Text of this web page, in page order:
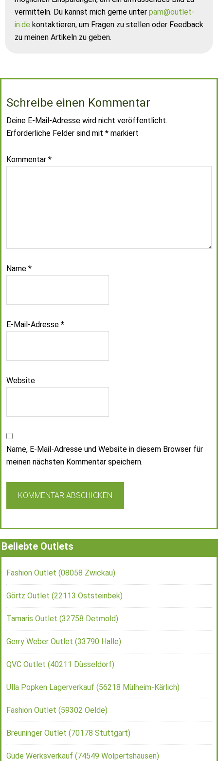
vermitteln. Du kannst mich gerne unter pam@outlet-
in.de kontaktieren, um Fragen zu stellen oder Feedback
zu meinen Artikeln zu geben.
Schreibe einen Kommentar
Deine E-Mail-Adresse wird nicht veröffentlicht.
Erforderliche Felder sind mit * markiert
Kommentar *
Name *
E-Mail-Adresse *
Website
Name, E-Mail-Adresse und Website in diesem Browser für
meinen nächsten Kommentar speichern.
Beliebte Outlets
Fashion Outlet (08058 Zwickau)
Görtz Outlet (22113 Oststeinbek)
Tamaris Outlet (32758 Detmold)
Gerry Weber Outlet (33790 Halle)
QVC Outlet (40211 Düsseldorf)
Ulla Popken Lagerverkauf (56218 Mülheim-Kärlich)
Fashion Outlet (59302 Oelde)
Breuninger Outlet (70178 Stuttgart)
Güde Werksverkauf (74549 Wolpertshausen)